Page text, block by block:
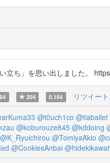
立ち」を思い出しました。
204 0.194 リツイー
@t0uch1co @tiaballet
@koburouze845 @kddoing
@K_Ryuichirou @TomiyaAkio
@CookiesAnbai